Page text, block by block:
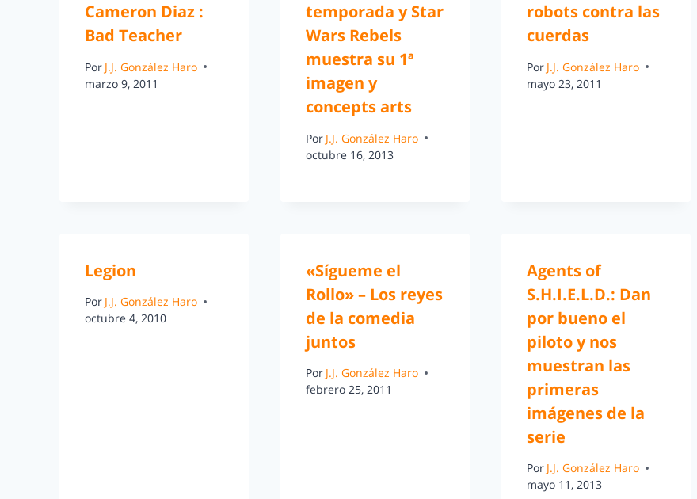
Cameron Diaz :
Bad Teacher
Por J.J. González Haro
marzo 9, 2011
temporada y Star
Wars Rebels
muestra su 1ª
imagen y
concepts arts
Por J.J. González Haro
octubre 16, 2013
robots contra las
cuerdas
Por J.J. González Haro
mayo 23, 2011
Legion
Por J.J. González Haro
octubre 4, 2010
«Sígueme el
Rollo» – Los reyes
de la comedia
juntos
Por J.J. González Haro
febrero 25, 2011
Agents of
S.H.I.E.L.D.: Dan
por bueno el
piloto y nos
muestran las
primeras
imágenes de la
serie
Por J.J. González Haro
mayo 11, 2013